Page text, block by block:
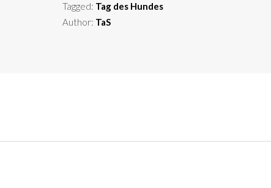
Tagged: Tag des Hundes
Author: TaS